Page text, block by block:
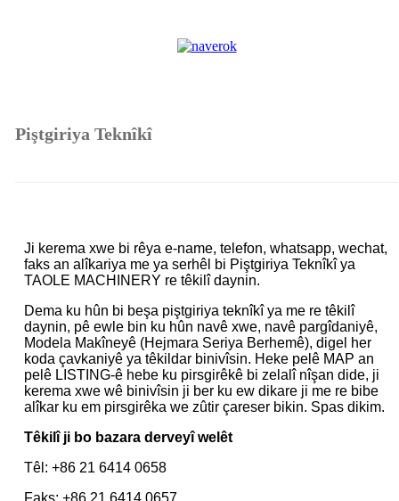
Piştgiriya Teknîkî
Ji kerema xwe bi rêya e-name, telefon, whatsapp, wechat,
faks an alîkariya me ya serhêl bi Piştgiriya Teknîkî ya
TAOLE MACHINERY re têkilî daynin.
Dema ku hûn bi beşa piştgiriya teknîkî ya me re têkilî
daynin, pê ewle bin ku hûn navê xwe, navê pargîdaniyê,
Modela Makîneyê (Hejmara Seriya Berhemê), digel her
koda çavkaniyê ya têkildar binivîsin. Heke pelê MAP an
pelê LISTING-ê hebe ku pirsgirêkê bi zelalî nîşan dide, ji
kerema xwe wê binivîsin ji ber ku ew dikare ji me re bibe
alîkar ku em pirsgirêka we zûtir çareser bikin. Spas dikim.
Têkilî ji bo bazara derveyî welêt
Têl: +86 21 6414 0658
Faks: +86 21 6414 0657